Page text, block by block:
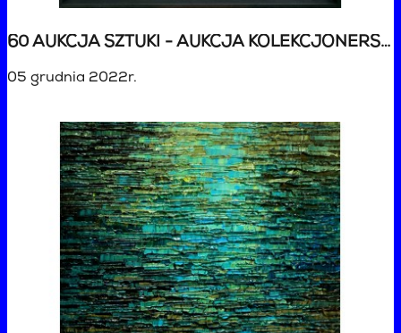
60 AUKCJA SZTUKI - AUKCJA KOLEKCJONERSKA ŚWIĄTECZNA
05 grudnia 2022r.